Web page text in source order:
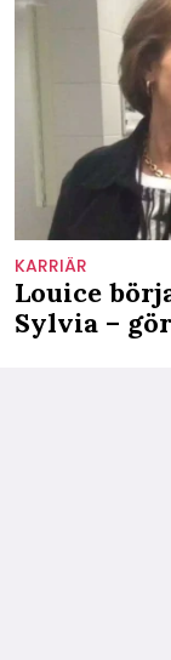
KARRIÄR
Louice
Sylvia –